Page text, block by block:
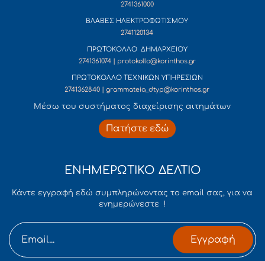
2741361000
ΒΛΑΒΕΣ ΗΛΕΚΤΡΟΦΩΤΙΣΜΟΥ
2741120134
ΠΡΩΤΟΚΟΛΛΟ ΔΗΜΑΡΧΕΙΟΥ
2741361074 | protokollo@korinthos.gr
ΠΡΩΤΟΚΟΛΛΟ ΤΕΧΝΙΚΩΝ ΥΠΗΡΕΣΙΩΝ
2741362840 | grammateia_dtyp@korinthos.gr
Mέσω του συστήματος διαχείρισης αιτημάτων
Πατήστε εδώ
ΕΝΗΜΕΡΩΤΙΚΟ ΔΕΛΤΙΟ
Κάντε εγγραφή εδώ συμπληρώνοντας το email σας, για να
ενημερώνεστε !
Εγγραφή